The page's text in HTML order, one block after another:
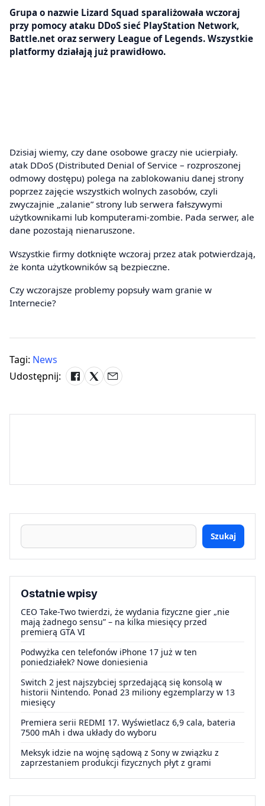
Grupa o nazwie Lizard Squad sparaliżowała wczoraj
przy pomocy ataku DDoS sieć PlayStation Network,
Battle.net oraz serwery League of Legends. Wszystkie
platformy działają już prawidłowo.
Dzisiaj wiemy, czy dane osobowe graczy nie ucierpiały.
atak DDoS (Distributed Denial of Service – rozproszonej
odmowy dostępu) polega na zablokowaniu danej strony
poprzez zajęcie wszystkich wolnych zasobów, czyli
zwyczajnie „zalanie” strony lub serwera fałszywymi
użytkownikami lub komputerami-zombie. Pada serwer, ale
dane pozostają nienaruszone.
Wszystkie firmy dotknięte wczoraj przez atak potwierdzają,
że konta użytkowników są bezpieczne.
Czy wczorajsze problemy popsuły wam granie w
Internecie?
Tagi: News
Udostępnij:
Szukaj
Ostatnie wpisy
CEO Take-Two twierdzi, że wydania fizyczne gier „nie
mają żadnego sensu” – na kilka miesięcy przed
premierą GTA VI
Podwyżka cen telefonów iPhone 17 już w ten
poniedziałek? Nowe doniesienia
Switch 2 jest najszybciej sprzedającą się konsolą w
historii Nintendo. Ponad 23 miliony egzemplarzy w 13
miesięcy
Premiera serii REDMI 17. Wyświetlacz 6,9 cala, bateria
7500 mAh i dwa układy do wyboru
Meksyk idzie na wojnę sądową z Sony w związku z
zaprzestaniem produkcji fizycznych płyt z grami